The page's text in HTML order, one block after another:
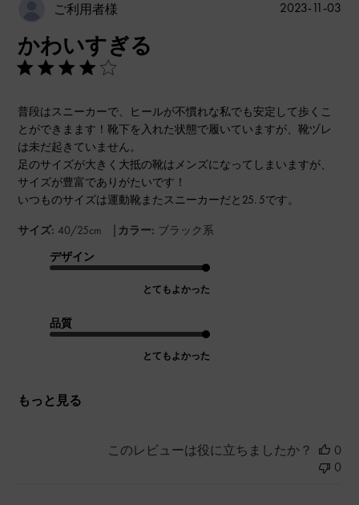
ご利用者様
かわいすぎる
普段はスニーカーで、ヒールが不慣れな私でも安定して歩くこ
とができまます！靴下を入れた状態で履いていますが、靴ヅレ
は未だ起きていません。
足のサイズが大きく大抵の靴はメンズになってしまいますが、
サイズが豊富でありがたいです！
いつものサイズは運動靴またスニーカーだと25. 5です。
サイズ: 40/25cm | カラー: ブラック系
デザイン
とてもよかった
品質
とてもよかった
もっと見る
公
2023-11-03
このレビューは役に立ちましたか？
0
0